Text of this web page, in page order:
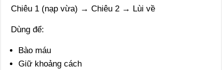
Chiêu 1 (nạp vừa) → Chiêu 2 → Lùi về
Dùng để:
Bào máu
Giữ khoảng cách